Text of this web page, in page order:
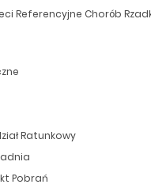
Referencyjne Chorób
Ratunkowy
Pobrań